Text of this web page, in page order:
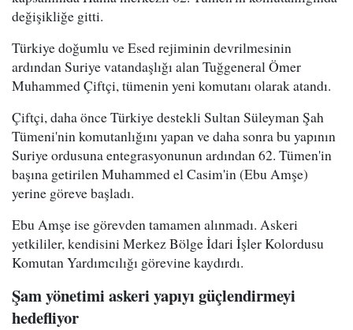
değişikliğe gitti.
Türkiye doğumlu ve Esed rejiminin devrilmesinin
ardından Suriye vatandaşlığı alan Tuğgeneral Ömer
Muhammed Çiftçi, tümenin yeni komutanı olarak atandı.
Çiftçi, daha önce Türkiye destekli Sultan Süleyman Şah
Tümeni'nin komutanlığını yapan ve daha sonra bu yapının
Suriye ordusuna entegrasyonunun ardından 62. Tümen'in
başına getirilen Muhammed el Casim'in (Ebu Amşe)
yerine göreve başladı.
Ebu Amşe ise görevden tamamen alınmadı. Askeri
yetkililer, kendisini Merkez Bölge İdari İşler Kolordusu
Komutan Yardımcılığı görevine kaydırdı.
Şam yönetimi askeri yapıyı güçlendirmeyi
hedefliyor